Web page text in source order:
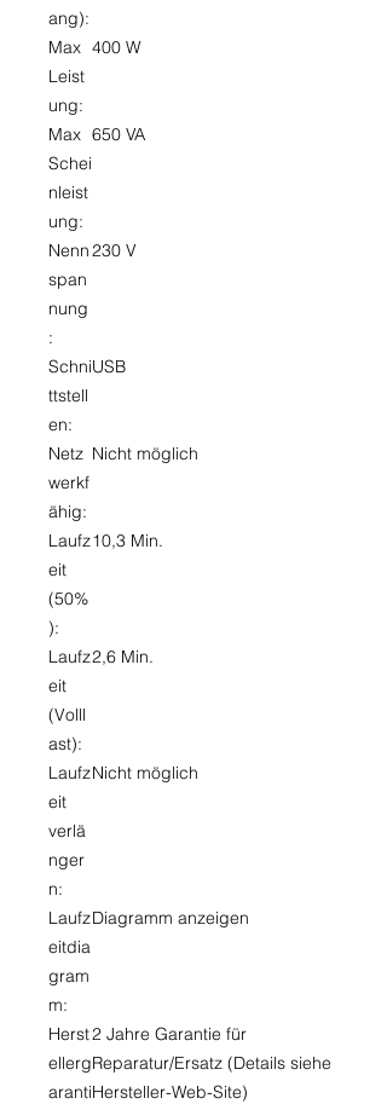
ang):
Max
Leist
ung:
400 W
Max
Schei
nleist
ung:
650 VA
Nenn
span
nung
:
230 V
Schni
ttstell
en:
USB
Netz
werkf
ähig:
Nicht möglich
Laufz
eit
(50%
):
10,3 Min.
Laufz
eit
(Volll
ast):
2,6 Min.
Laufz
eit
verlä
nger
n:
Nicht möglich
Laufz
eitdia
gram
m:
Diagramm anzeigen
Herst
ellerg
aranti
2 Jahre Garantie für
Reparatur/Ersatz (Details siehe
Hersteller-Web-Site)